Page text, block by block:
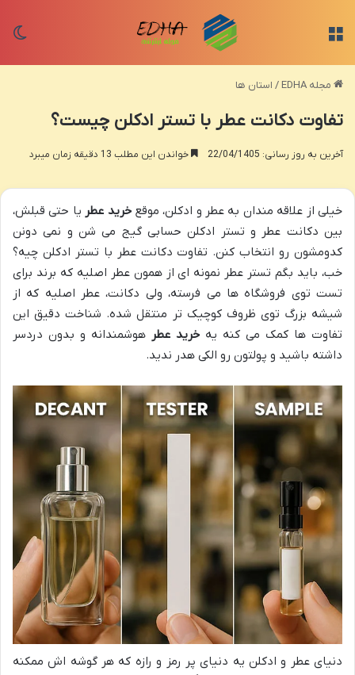
مجله EDHA / استان ها
تفاوت دکانت عطر با تستر ادکلن چیست؟
آخرین به روز رسانی: 22/04/1405 خواندن این مطلب 13 دقیقه زمان میبرد
خیلی از علاقه مندان به عطر و ادکلن، موقعخرید عطر یا حتی قبلش،
بین دکانت عطر و تستر ادکلن حسابی گیج می شن و نمی دونن
کدومشون رو انتخاب کنن. تفاوت دکانت عطر با تستر ادکلن چیه؟
خب، باید بگم تستر عطر نمونه ای از همون عطر اصلیه که برند برای
تست توی فروشگاه ها می فرسته، ولی دکانت، عطر اصلیه که از
شیشه بزرگ توی ظروف کوچیک تر منتقل شده. شناخت دقیق این
تفاوت ها کمک می کنه یه خرید عطر هوشمندانه و بدون دردسر
داشته باشید و پولتون رو الکی هدر ندید.
دنیای عطر و ادکلن یه دنیای پر رمز و رازه که هر گوشه اش ممکنه